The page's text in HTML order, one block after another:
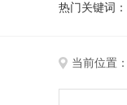
热门关键词：
当前位置：